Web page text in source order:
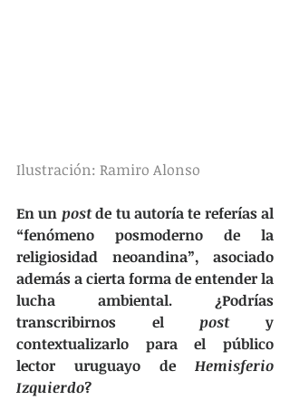
Ilustración: Ramiro Alonso
En un post de tu autoría te referías al
“fenómeno posmoderno de la
religiosidad neoandina”, asociado
además a cierta forma de entender la
lucha ambiental. ¿Podrías
transcribirnos el post y
contextualizarlo para el público
lector uruguayo de Hemisferio
Izquierdo?